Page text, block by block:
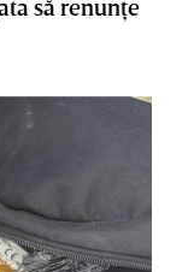
să renunţe